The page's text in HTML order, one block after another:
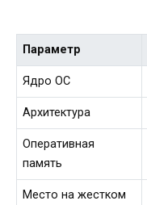
Параметр
Ядро ОС
Архитектура
Оперативная
память
Место на жестком